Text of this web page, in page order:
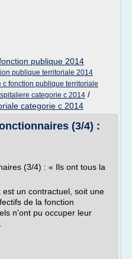
publique 2014
publique territoriale 2014
fonction publique territoriale
categorie c 2014 /
categorie c 2014
(3/4) :
(3/4) : « Ils ont tous la
un contractuel, soit une
de la fonction
n'ont pu occuper leur